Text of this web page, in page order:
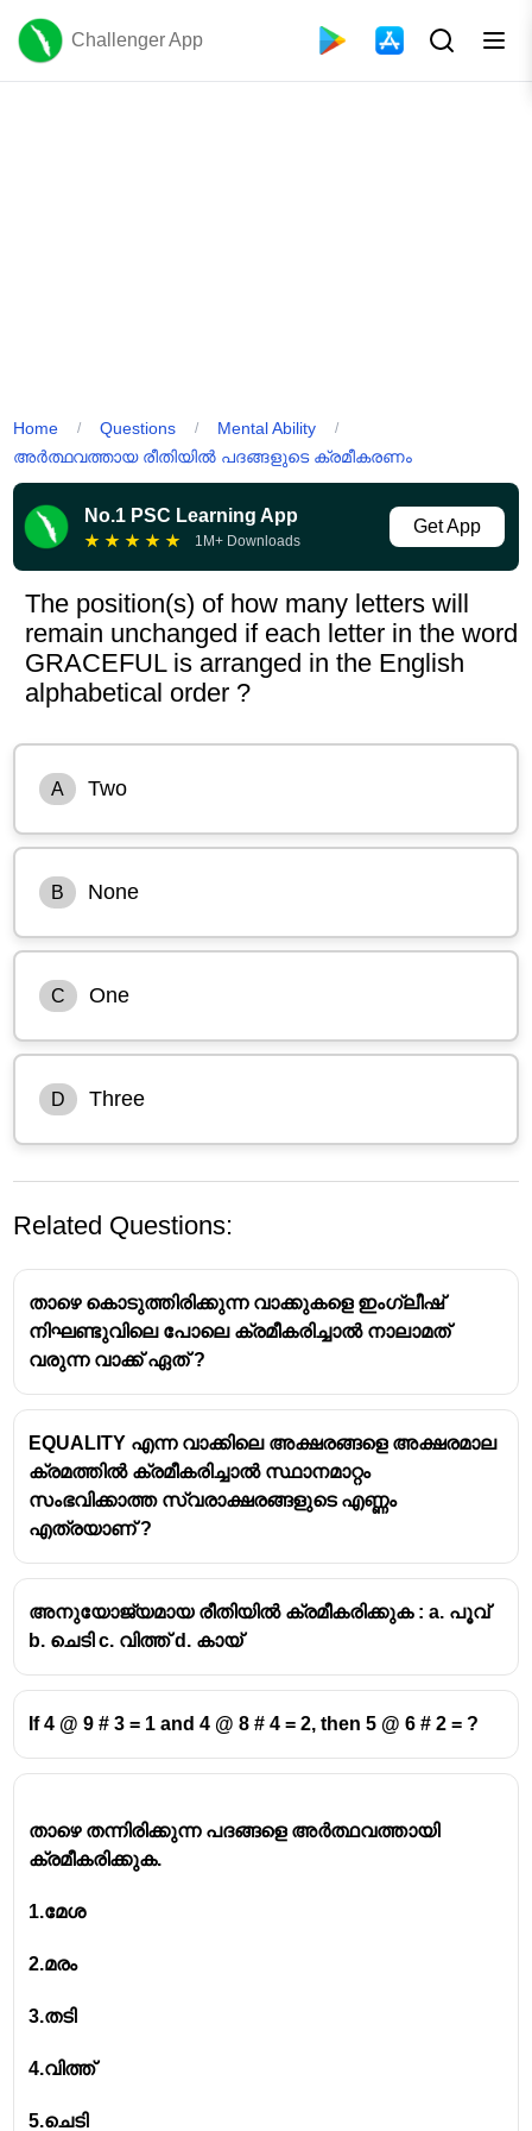
Challenger App
Home / Questions / Mental Ability /
അർത്ഥവത്തായ രീതിയിൽ പദങ്ങളുടെ ക്രമീകരണം
No.1 PSC Learning App
★ ★ ★ ★ ★ 1M+ Downloads
Get App
The position(s) of how many letters will
remain unchanged if each letter in the word
GRACEFUL is arranged in the English
alphabetical order ?
A Two
B None
C One
D Three
Related Questions:
താഴെ കൊടുത്തിരിക്കുന്ന വാക്കുകളെ ഇംഗ്ലീഷ്
നിഘണ്ടുവിലെ പോലെ ക്രമീകരിച്ചാൽ നാലാമത്
വരുന്ന വാക്ക് ഏത് ?
EQUALITY എന്ന വാക്കിലെ അക്ഷരങ്ങളെ അക്ഷരമാല
ക്രമത്തിൽ ക്രമീകരിച്ചാൽ സ്ഥാനമാറ്റം
സംഭവിക്കാത്ത സ്വരാക്ഷരങ്ങളുടെ എണ്ണം
എത്രയാണ് ?
അനുയോജ്യമായ രീതിയിൽ ക്രമീകരിക്കുക : a. പൂവ്
b. ചെടി c. വിത്ത് d. കായ്
If 4 @ 9 # 3 = 1 and 4 @ 8 # 4 = 2, then 5 @ 6 # 2 = ?
താഴെ തന്നിരിക്കുന്ന പദങ്ങളെ അർത്ഥവത്തായി
ക്രമീകരിക്കുക.
1.മേശ
2.മരം
3.തടി
4.വിത്ത്
5.ചെടി